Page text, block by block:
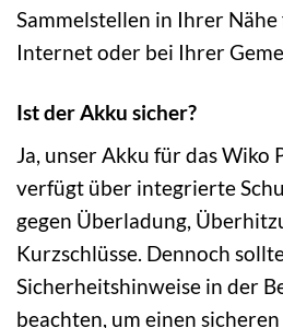
Sammelstellen in Ihrer Nähe
Internet oder bei Ihrer
Ist der Akku sicher?
Ja, unser Akku für das Wiko
verfügt über integrierte
gegen Überladung,
Kurzschlüsse. Dennoch
Sicherheitshinweise in der
beachten, um einen